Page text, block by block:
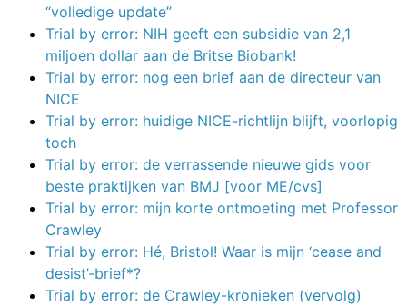
“volledige update”
Trial by error: NIH geeft een subsidie van 2,1
miljoen dollar aan de Britse Biobank!
Trial by error: nog een brief aan de directeur van
NICE
Trial by error: huidige NICE-richtlijn blijft, voorlopig
toch
Trial by error: de verrassende nieuwe gids voor
beste praktijken van BMJ [voor ME/cvs]
Trial by error: mijn korte ontmoeting met Professor
Crawley
Trial by error: Hé, Bristol! Waar is mijn ‘cease and
desist’-brief*?
Trial by error: de Crawley-kronieken (vervolg)